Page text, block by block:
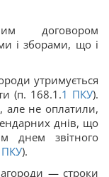
договором
і зборами, що і
утримується
(п. 168.1.1 ПКУ).
але не оплатили,
днів, що
днем ​​звітного
ПКУ).
— строки